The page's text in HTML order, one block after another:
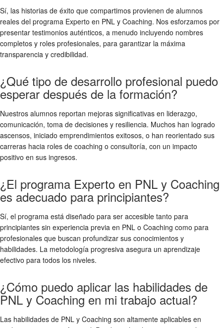
Sí, las historias de éxito que compartimos provienen de alumnos
reales del programa Experto en PNL y Coaching. Nos esforzamos por
presentar testimonios auténticos, a menudo incluyendo nombres
completos y roles profesionales, para garantizar la máxima
transparencia y credibilidad.
¿Qué tipo de desarrollo profesional puedo
esperar después de la formación?
Nuestros alumnos reportan mejoras significativas en liderazgo,
comunicación, toma de decisiones y resiliencia. Muchos han logrado
ascensos, iniciado emprendimientos exitosos, o han reorientado sus
carreras hacia roles de coaching o consultoría, con un impacto
positivo en sus ingresos.
¿El programa Experto en PNL y Coaching
es adecuado para principiantes?
Sí, el programa está diseñado para ser accesible tanto para
principiantes sin experiencia previa en PNL o Coaching como para
profesionales que buscan profundizar sus conocimientos y
habilidades. La metodología progresiva asegura un aprendizaje
efectivo para todos los niveles.
¿Cómo puedo aplicar las habilidades de
PNL y Coaching en mi trabajo actual?
Las habilidades de PNL y Coaching son altamente aplicables en